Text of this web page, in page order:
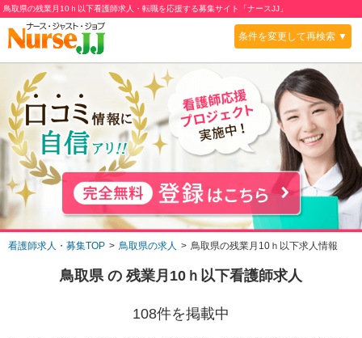
鳥取県の残業月10ｈ以下看護師求人・転職を応援する募集サイト「ナースJJ」
条件を変更して再検索 ▼
看護師求人・募集TOP 鳥取県の求人 鳥取県の残業月10ｈ以下求人情報
鳥取県の 残業月10ｈ以下看護師求人
108件を掲載中